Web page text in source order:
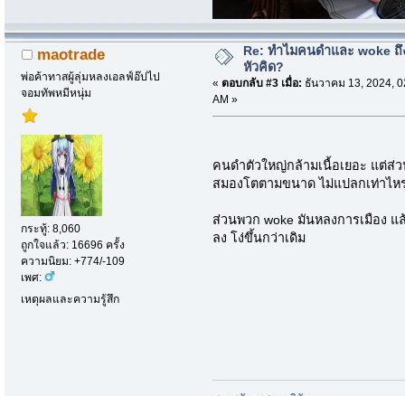
maotrade
พ่อค้าทาสผู้ลุ่มหลงเอลฟ์อ๊ปไป
จอมทัพหมีหนุ่ม
กระทู้: 8,060
ถูกใจแล้ว: 16696 ครั้ง
ความนิยม: +774/-109
เพศ:
เหตุผลและความรู้สึก
Re: ทำไมคนดำและ woke ถึ
หัวคิด?
« ตอบกลับ #3 เมื่อ: ธันวาคม 13, 2024,
AM »
คนดำตัวใหญ่กล้ามเนื้อเยอะ แต่ส่
สมองโตตามขนาด ไม่แปลกเท่าไห
ส่วนพวก woke มันหลงการเมือง
ลง โง่ขึ้นกว่าเดิม